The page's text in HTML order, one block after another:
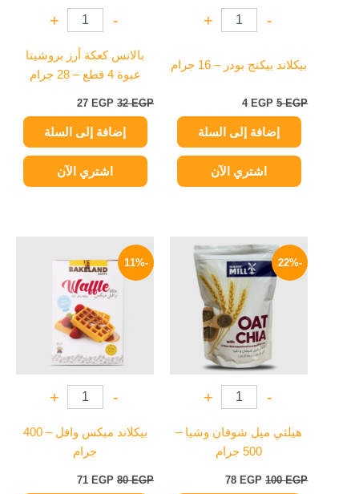
-
+
بيكلاند بيكنج بودر – 16 جرام
5EGP
4 EGP
إضافة إلى السلة
اشتري الآن
-
+
بالانس كعكة أرز بروشيتا
عبوة 4 قطع – 28 جرام
32EGP
27 EGP
إضافة إلى السلة
اشتري الآن
-22%
-
+
هيلثي ميل شوفان وشيا –
500 جرام
100EGP
السعر
الأصلي
هو:
100 EGP.
78 EGP
الحالي
هو:
78 EGP.
-11%
-
+
بيكلاند ميكس وافل – 400
جرام
80EGP
هو:
80 EGP.
71 EGP
هو:
71 EGP.